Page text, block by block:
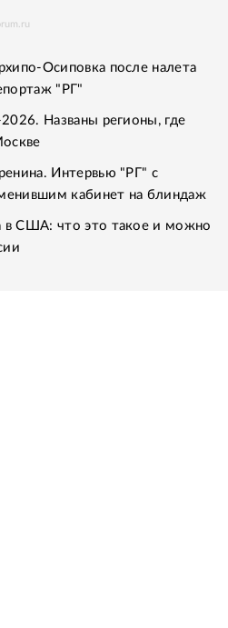
Осиповка после налета
"РГ"
Названы регионы, где
Интервью "РГ" с
кабинет на блиндаж
в США: что это такое и можно